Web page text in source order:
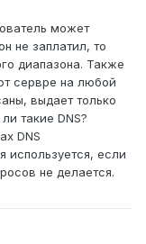
может
не заплатил, то
диапазона. Также
сервре на любой
выдает только
такие DNS?
DNS
используется, если
не делается.